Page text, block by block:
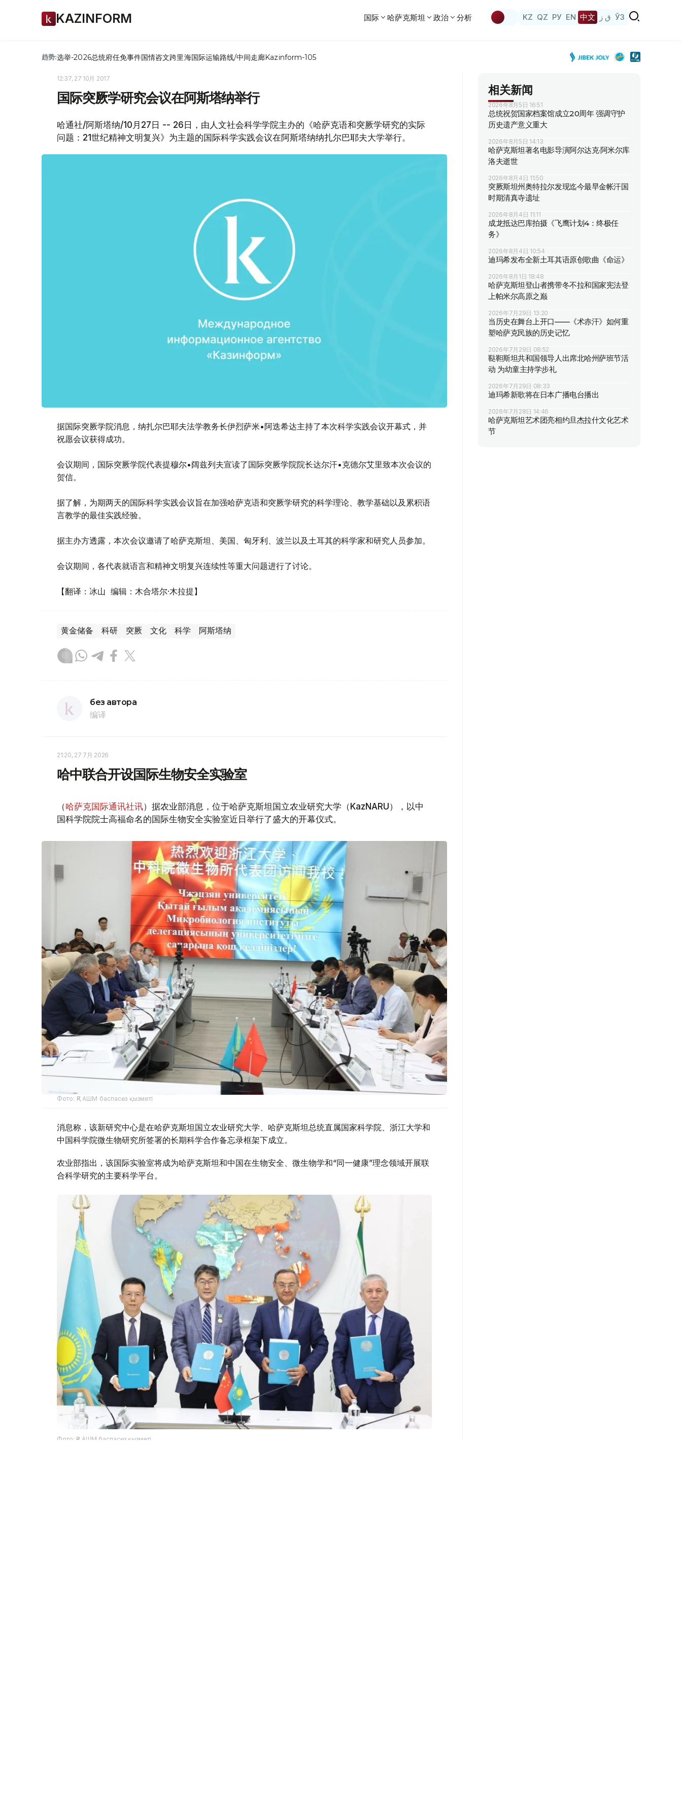
KAZINFORM 国际 哈萨克斯坦 政治 分析 KZ QZ РУ EN 中文 ق ز ЎЗ
趋势:选举-2026总统府任免事件国情咨文跨里海国际运输路线/中间走廊Kazinform-105
12:37, 27 10月 2017
国际突厥学研究会议在阿斯塔纳举行
哈通社/阿斯塔纳/10月27日 -- 26日，由人文社会科学学院主办的《哈萨克语和突厥学研究的实际
问题：21世纪精神文明复兴》为主题的国际科学实践会议在阿斯塔纳纳扎尔巴耶夫大学举行。
据国际突厥学院消息，纳扎尔巴耶夫法学教务长伊烈萨米•阿迭希达主持了本次科学实践会议开幕式，并
祝愿会议获得成功。
会议期间，国际突厥学院代表提穆尔•阔兹列夫宣读了国际突厥学院院长达尔汗•克德尔艾里致本次会议的
贺信。
据了解，为期两天的国际科学实践会议旨在加强哈萨克语和突厥学研究的科学理论、教学基础以及累积语
言教学的最佳实践经验。
据主办方透露，本次会议邀请了哈萨克斯坦、美国、匈牙利、波兰以及土耳其的科学家和研究人员参加。
会议期间，各代表就语言和精神文明复兴连续性等重大问题进行了讨论。
【翻译：冰山 编辑：木合塔尔·木拉提】
黄金储备 科研 突厥 文化 科学 阿斯塔纳
без автора
编译
21:20, 27 7月 2026
哈中联合开设国际生物安全实验室
（哈萨克国际通讯社讯）据农业部消息，位于哈萨克斯坦国立农业研究大学（KazNARU），以中
国科学院院士高福命名的国际生物安全实验室近日举行了盛大的开幕仪式。
Фото: ҚР АШМ баспасөз қызметі
消息称，该新研究中心是在哈萨克斯坦国立农业研究大学、哈萨克斯坦总统直属国家科学院、浙江大学和
中国科学院微生物研究所签署的长期科学合作备忘录框架下成立。
农业部指出，该国际实验室将成为哈萨克斯坦和中国在生物安全、微生物学和“同一健康”理念领域开展联
合科学研究的主要科学平台。
Фото: ҚР АШМ баспасөз қызметі
相关新闻
2026年8月5日 16:51
总统祝贺国家档案馆成立20周年 强调守护
历史遗产意义重大
2026年8月5日 14:13
哈萨克斯坦著名电影导演阿尔达克·阿米尔库
洛夫逝世
2026年8月4日 11:50
突厥斯坦州奥特拉尔发现迄今最早金帐汗国
时期清真寺遗址
2026年8月4日 11:11
成龙抵达巴库拍摄《飞鹰计划4：终极任
务》
2026年8月4日 10:54
迪玛希发布全新土耳其语原创歌曲《命运》
2026年8月1日 18:48
哈萨克斯坦登山者携带冬不拉和国家宪法登
上帕米尔高原之巅
2026年7月29日 13:20
当历史在舞台上开口——《术赤汗》如何重
塑哈萨克民族的历史记忆
2026年7月29日 08:52
鞑靼斯坦共和国领导人出席北哈州萨班节活
动 为幼童主持学步礼
2026年7月29日 08:33
迪玛希新歌将在日本广播电台播出
2026年7月28日 14:46
哈萨克斯坦艺术团亮相约旦杰拉什文化艺术
节